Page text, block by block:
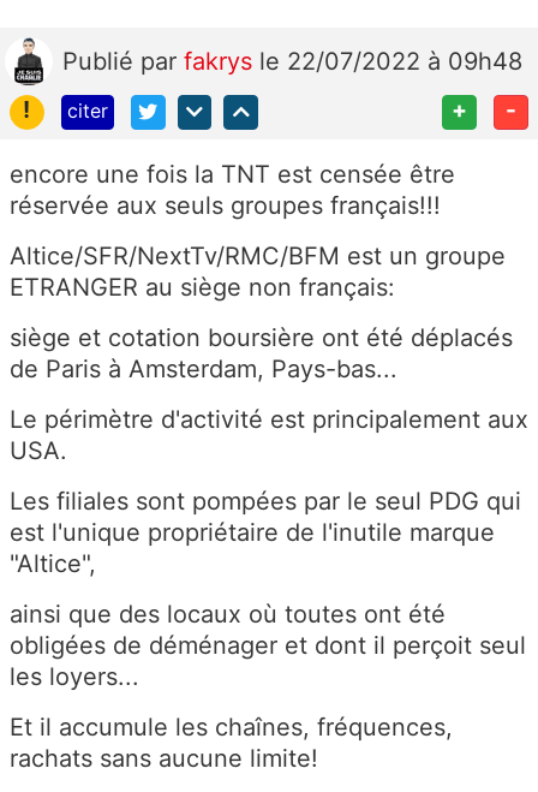
Publié par fakrys le 22/07/2022 à 09h48
!
citer + -
encore une fois la TNT est censée être
réservée aux seuls groupes français!!!
Altice/SFR/NextTv/RMC/BFM est un groupe
ETRANGER au siège non français:
siège et cotation boursière ont été déplacés
de Paris à Amsterdam, Pays-bas...
Le périmètre d'activité est principalement aux
USA.
Les filiales sont pompées par le seul PDG qui
est l'unique propriétaire de l'inutile marque
"Altice",
ainsi que des locaux où toutes ont été
obligées de déménager et dont il perçoit seul
les loyers...
Et il accumule les chaînes, fréquences,
rachats sans aucune limite!